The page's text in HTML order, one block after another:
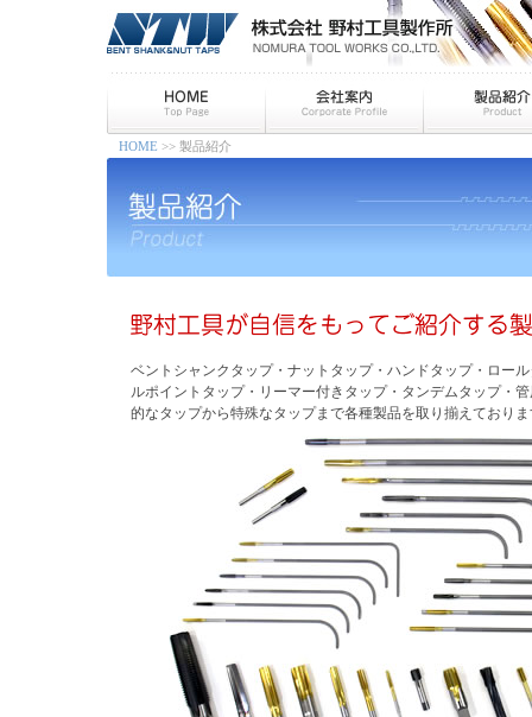
HOME >> 製品紹介
ベントシャンクタップ・ナットタップ・ハンドタップ・ロー
ルポイントタップ・リーマー付きタップ・タンデムタップ・
的なタップから特殊なタップまで各種製品を取り揃えており